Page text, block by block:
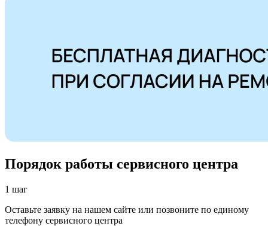
Порядок работы сервисного центра
1 шаг
Оставьте заявку на нашем сайте или позвоните по единому
телефону сервисного центра